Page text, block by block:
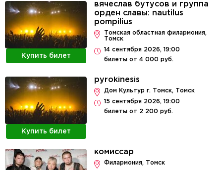
Купить билет
вячеслав бутусов и группа
орден славы: nautilus
pompilius
Томская областная филармония,
Томск
14 сентября 2026, 19:00
билеты от 4 000 руб.
Купить билет
pyrokinesis
Дом Культур г. Томск, Томск
15 сентября 2026, 19:00
билеты от 2 200 руб.
комиссар
Филармония, Томск